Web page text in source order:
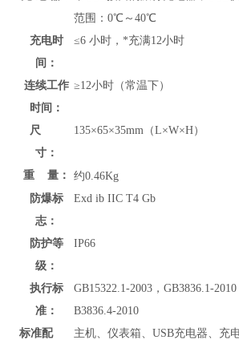
范围： 0℃～40℃
充电时
间：
≤6 小时，*充满12小时
连续工作
时间：
≥12小时（常温下）
尺
寸：
135×65×35mm（L×W×H）
重 量： 约0.46Kg
防爆标
志：
Exd ib IIC T4 Gb
防护等
级：
IP66
执行标
准：
GB15322.1-2003，GB3836.1-
B3836.4-2010
标准配
主机、仪表箱、USB充电器、充